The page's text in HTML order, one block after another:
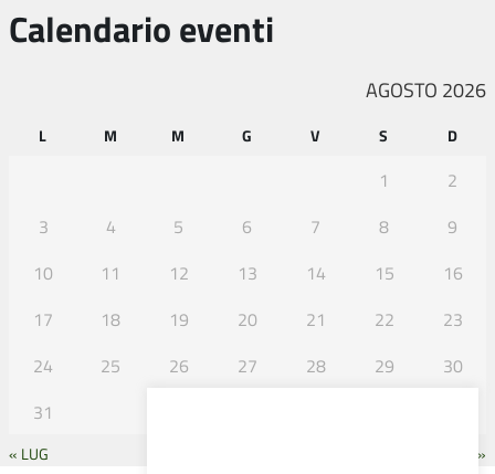
Calendario eventi
AGOSTO 2026
L M M G V S D
1
2
3
4 5 6 7 8
9
10
11 12 13 14 15
16
17
18 19 20 21 22
23
24
25 26 27 28 29
30
31
« LUG SET »